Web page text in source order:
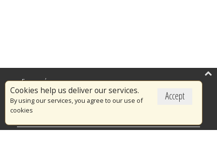
Accept
Cookies help us deliver our services.
By using our services, you agree to our use of
cookies
Επικαιρότητα
Το Πυροσβεστικό Σώμα